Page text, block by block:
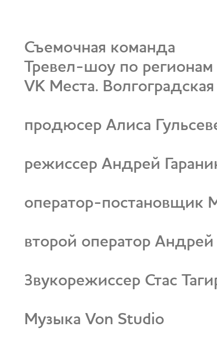
Съемочная команда
Тревел-шоу по
VK Места.
продюсер Алиса
режиссер Андрей
оператор-постановщик
второй оператор
Звукорежиссер Стас
Музыка Von Studio